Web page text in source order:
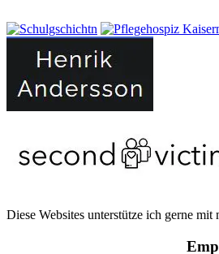
Diese Websites unterstütze ich gerne